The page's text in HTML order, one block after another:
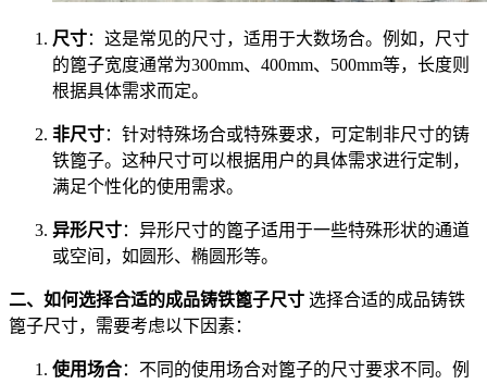
尺寸：这是常见的尺寸，适用于大数场合。例如，尺寸
的篦子宽度通常为300mm、400mm、500mm等，长度则
根据具体需求而定。
非尺寸：针对特殊场合或特殊要求，可定制非尺寸的铸
铁篦子。这种尺寸可以根据用户的具体需求进行定制，
满足个性化的使用需求。
异形尺寸：异形尺寸的篦子适用于一些特殊形状的通道
或空间，如圆形、椭圆形等。
二、如何选择合适的成品铸铁篦子尺寸 选择合适的成品铸铁
篦子尺寸，需要考虑以下因素：
使用场合：不同的使用场合对篦子的尺寸要求不同。例